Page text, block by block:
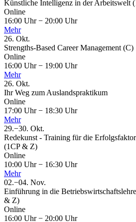
Künstliche Intelligenz in der Arbeitswelt
Online
16:00 Uhr− 20:00 Uhr
Mehr
26. Okt.
Strengths-Based Career Management (C)
Online
16:00 Uhr− 19:00 Uhr
Mehr
26. Okt.
Ihr Weg zum Auslandspraktikum
Online
17:00 Uhr− 18:30 Uhr
Mehr
29.−30. Okt.
Redekunst - Training für die
(1CP & Z)
Online
10:00 Uhr− 16:30 Uhr
Mehr
02.−04. Nov.
Einführung in die
& Z)
Online
16:00 Uhr− 20:00 Uhr